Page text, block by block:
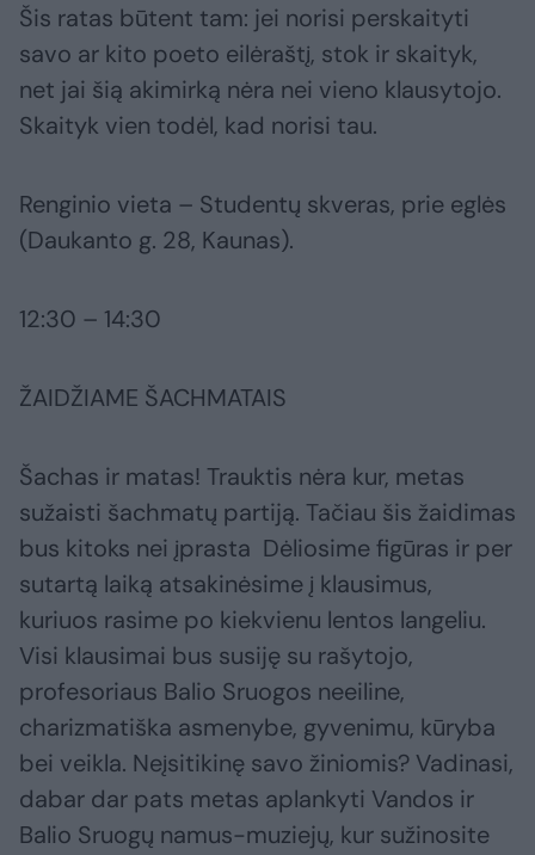
Šis ratas būtent tam: jei norisi perskaityti
savo ar kito poeto eilėraštį, stok ir skaityk,
net jai šią akimirką nėra nei vieno klausytojo.
Skaityk vien todėl, kad norisi tau.
Renginio vieta – Studentų skveras, prie eglės
(Daukanto g. 28, Kaunas).
12:30 – 14:30
ŽAIDŽIAME ŠACHMATAIS
Šachas ir matas! Trauktis nėra kur, metas
sužaisti šachmatų partiją. Tačiau šis žaidimas
bus kitoks nei įprasta Dėliosime figūras ir per
sutartą laiką atsakinėsime į klausimus,
kuriuos rasime po kiekvienu lentos langeliu.
Visi klausimai bus susiję su rašytojo,
profesoriaus Balio Sruogos neeiline,
charizmatiška asmenybe, gyvenimu, kūryba
bei veikla. Neįsitikinę savo žiniomis? Vadinasi,
dabar dar pats metas aplankyti Vandos ir
Balio Sruogų namus-muziejų, kur sužinosite